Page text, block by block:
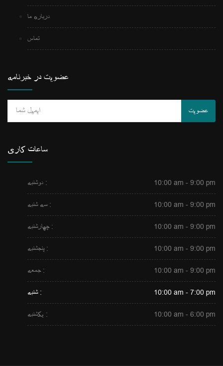
درباره ما
تماس
عضویت در خبرنامه
عضویت
ساعات کاری
دوشنبه : 10:00 am - 9:00 pm
سه شنبه : 10:00 am - 9:00 pm
چهارشنبه : 10:00 am - 9:00 pm
پنجشنبه : 10:00 am - 9:00 pm
جمعه : 10:00 am - 9:00 pm
شنبه : 10:00 am - 7:00 pm
یکشنبه : 10:00 am - 6:00 pm